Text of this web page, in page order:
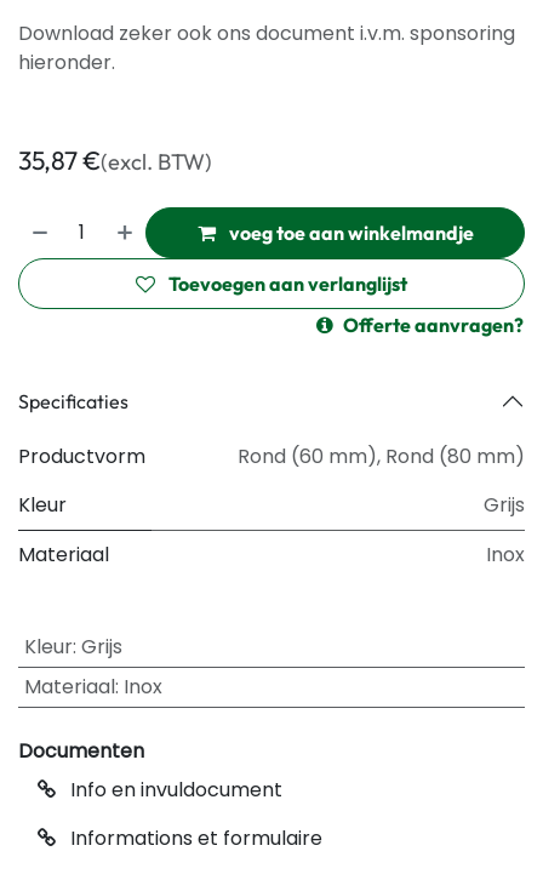
Download zeker ook ons document i.v.m. sponsoring
hieronder.
35,87€(excl. BTW)
voeg toe aan winkelmandje
Toevoegen aan verlanglijst
Offerte aanvragen?
Specificaties
Productvorm Rond (60 mm), Rond (80 mm)
Kleur
Grijs
Materiaal
Inox
Kleur: Grijs
Materiaal: Inox
Documenten
Info en invuldocument
Informations et formulaire